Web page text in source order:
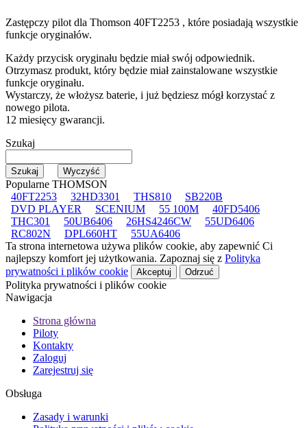
Zastępczy pilot dla Thomson 40FT2253 , które posiadają wszystkie
funkcje oryginałów.
Każdy przycisk oryginału będzie miał swój odpowiednik.
Otrzymasz produkt, który będzie miał zainstalowane wszystkie
funkcje oryginału.
Wystarczy, że włożysz baterie, i już będziesz mógł korzystać z
nowego pilota.
12 miesięcy gwarancji.
Szukaj
Popularne THOMSON
40FT2253
32HD3301 THS810
SB220B
DVD PLAYER
SCENIUM 55 100M
40FD5406
THC301
50UB6406 26HS4246CW
55UD6406
RC802N
DPL660HT
55UA6406
Ta strona internetowa używa plików cookie, aby zapewnić Ci
najlepszy komfort jej użytkowania. Zapoznaj się z Polityka
prywatności i plików cookie
Akceptuj Odrzuć
Polityka prywatności i plików cookie
Nawigacja
Strona główna
Piloty
Kontakty
Zaloguj
Zarejestruj się
Obsługa
Zasady i warunki